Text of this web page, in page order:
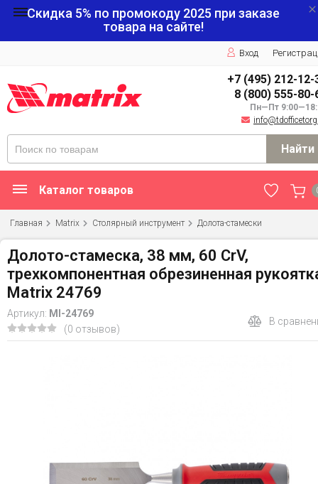
Скидка 5% по промокоду 2025 при заказе
товара на сайте!
Вход
+7 (495) 212-12-
8 (800) 555-80-
Пн—Пт
Найти
Каталог товаров
Главная Matrix Столярный инструмент Долота-стамески
Долото-стамеска, 38 мм, 60 CrV,
трехкомпонентная обрезиненная
Matrix 24769
Артикул: MI-24769
(0 отзывов)
В